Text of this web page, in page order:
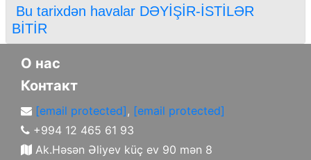
Bu tarixdən havalar DƏYİŞİR-İSTİLƏR
BİTİR
О нас
Контакт
[email protected], [email protected]
+994 12 465 61 93
Ak.Həsən Əliyev küç ev 90 mən 8